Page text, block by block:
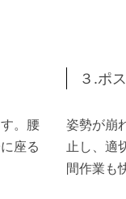
。腰
座る
３.ポ
姿勢が崩
止し、適
間作業も